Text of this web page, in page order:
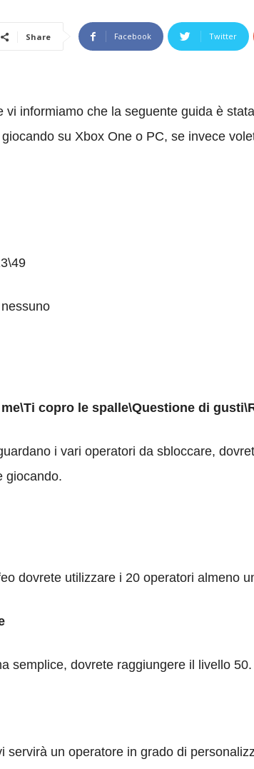
Share Facebook Twitter
vi informiamo che la seguente guida è
su Xbox One o PC, se invece
copro le spalle\Questione di
i vari operatori da sbloccare,
giocando.
dovrete utilizzare i 20 operatori almeno
semplice, dovrete raggiungere il livello 50.
servirà un operatore in grado di